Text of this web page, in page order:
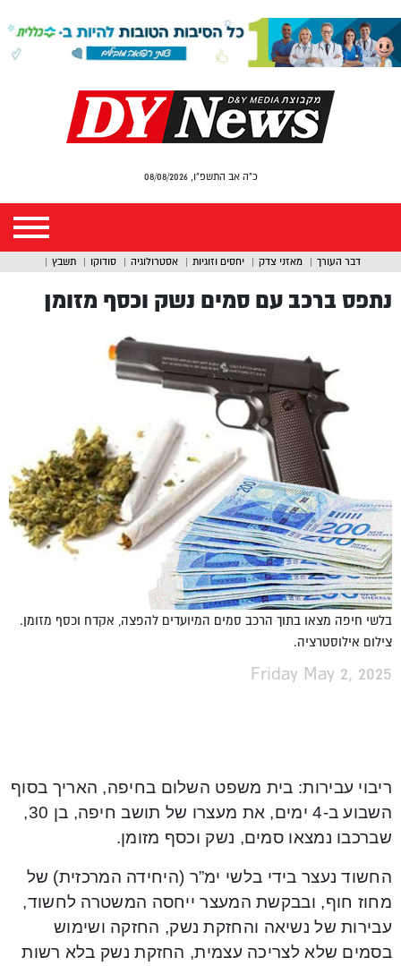
כ"ה אב התשפ"ו, 08/08/2026
דבר העורך מאזני צדק יחסים וזוגיות אסטרולוגיה סודוקו תשבץ
נתפס ברכב עם סמים נשק וכסף מזומן
בלשי חיפה מצאו בתוך הרכב סמים המיועדים להפצה, אקדח וכסף מזומן.
צילום אילוסטרציה.
Friday May 2, 2025
ריבוי עבירות: בית משפט השלום בחיפה, האריך בסוף
השבוע ב-4 ימים, את מעצרו של תושב חיפה, בן 30,
שברכבו נמצאו סמים, נשק וכסף מזומן.
החשוד נעצר בידי בלשי ימ”ר (היחידה המרכזית) של
מחוז חוף, ובבקשת המעצר ייחסה המשטרה לחשוד,
עבירות של נשיאה והחזקת נשק, החזקה ושימוש
בסמים שלא לצריכה עצמית, החזקת נשק בלא רשות